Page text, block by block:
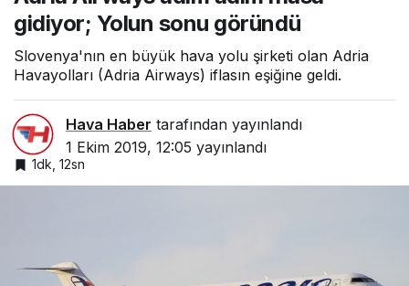
gidiyor; Yolun sonu göründü
Slovenya'nın en büyük hava yolu şirketi olan Adria
Havayolları (Adria Airways) iflasın eşiğine geldi.
Hava Haber tarafından yayınlandı
1 Ekim 2019, 12:05 yayınlandı
1dk, 12sn